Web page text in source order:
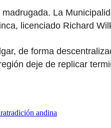
La
licenciado Richard
de forma
deje de replicar
tradición andina